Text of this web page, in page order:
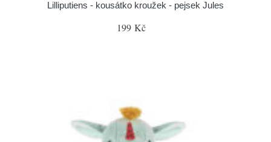
Lilliputiens - kousátko kroužek - pejsek Jules
199 Kč